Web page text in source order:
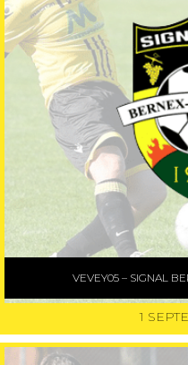
VEVEY05 – SIGNAL
1